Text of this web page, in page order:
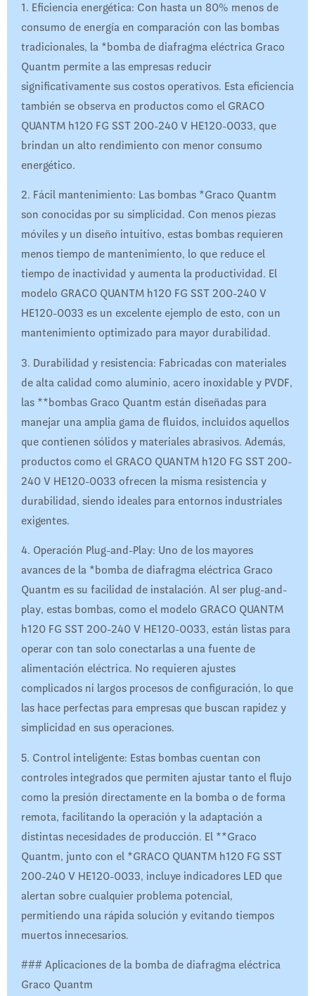
1. Eficiencia energética: Con hasta un 80% menos de
consumo de energía en comparación con las bombas
tradicionales, la *bomba de diafragma eléctrica Graco
Quantm permite a las empresas reducir
significativamente sus costos operativos. Esta eficiencia
también se observa en productos como el GRACO
QUANTM h120 FG SST 200-240 V HE120-0033, que
brindan un alto rendimiento con menor consumo
energético.
2. Fácil mantenimiento: Las bombas *Graco Quantm
son conocidas por su simplicidad. Con menos piezas
móviles y un diseño intuitivo, estas bombas requieren
menos tiempo de mantenimiento, lo que reduce el
tiempo de inactividad y aumenta la productividad. El
modelo GRACO QUANTM h120 FG SST 200-240 V
HE120-0033 es un excelente ejemplo de esto, con un
mantenimiento optimizado para mayor durabilidad.
3. Durabilidad y resistencia: Fabricadas con materiales
de alta calidad como aluminio, acero inoxidable y PVDF,
las **bombas Graco Quantm están diseñadas para
manejar una amplia gama de fluidos, incluidos aquellos
que contienen sólidos y materiales abrasivos. Además,
productos como el GRACO QUANTM h120 FG SST 200-
240 V HE120-0033 ofrecen la misma resistencia y
durabilidad, siendo ideales para entornos industriales
exigentes.
4. Operación Plug-and-Play: Uno de los mayores
avances de la *bomba de diafragma eléctrica Graco
Quantm es su facilidad de instalación. Al ser plug-and-
play, estas bombas, como el modelo GRACO QUANTM
h120 FG SST 200-240 V HE120-0033, están listas para
operar con tan solo conectarlas a una fuente de
alimentación eléctrica. No requieren ajustes
complicados ni largos procesos de configuración, lo que
las hace perfectas para empresas que buscan rapidez y
simplicidad en sus operaciones.
5. Control inteligente: Estas bombas cuentan con
controles integrados que permiten ajustar tanto el flujo
como la presión directamente en la bomba o de forma
remota, facilitando la operación y la adaptación a
distintas necesidades de producción. El **Graco
Quantm, junto con el *GRACO QUANTM h120 FG SST
200-240 V HE120-0033, incluye indicadores LED que
alertan sobre cualquier problema potencial,
permitiendo una rápida solución y evitando tiempos
muertos innecesarios.
### Aplicaciones de la bomba de diafragma eléctrica
Graco Quantm